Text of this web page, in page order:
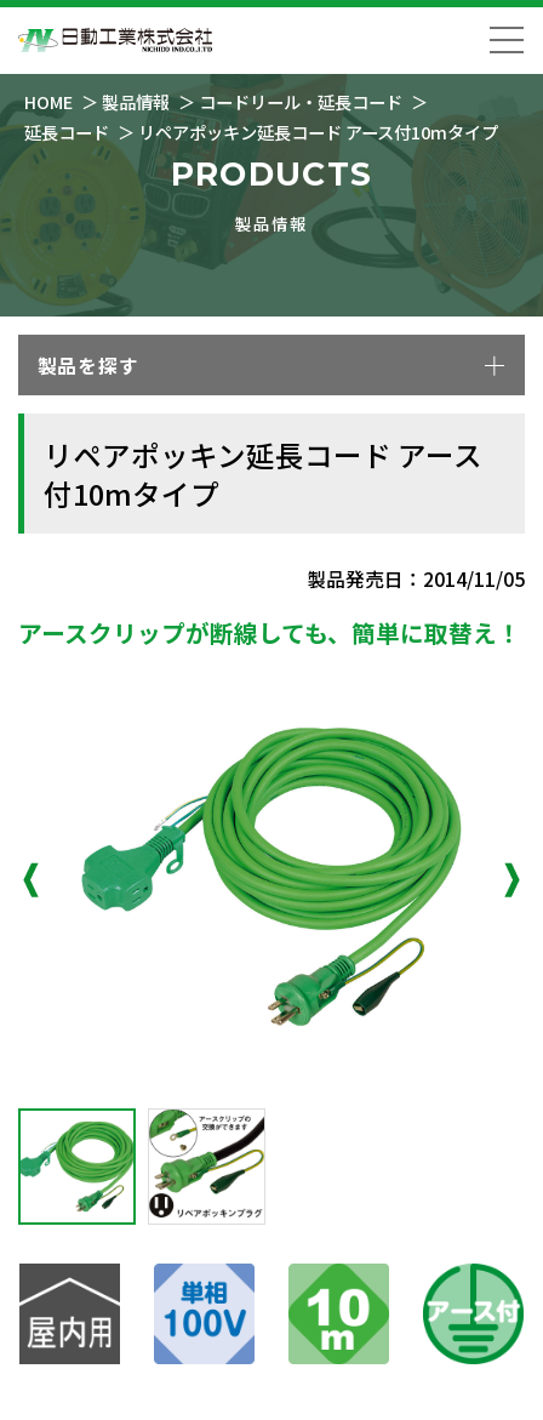
HOME 製品情報
コードリール・延長コード
延長コード
リペアポッキン延長コード アース付10mタイプ
PRODUCTS
製品情報
製品を探す
リペアポッキン延長コード アース
付10mタイプ
製品発売日：2014/11/05
アースクリップが断線しても、簡単に取替え！